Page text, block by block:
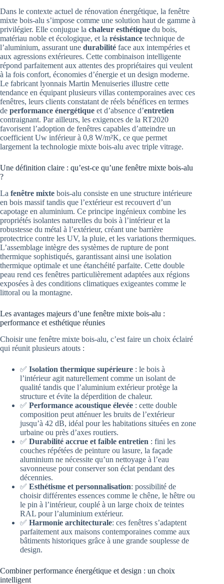
Dans le contexte actuel de rénovation énergétique, la fenêtre
mixte bois-alu s’impose comme une solution haut de gamme à
privilégier. Elle conjugue la chaleur esthétique du bois,
matériau noble et écologique, et la résistance technique de
l’aluminium, assurant une durabilité face aux intempéries et
aux agressions extérieures. Cette combinaison intelligente
répond parfaitement aux attentes des propriétaires qui veulent
à la fois confort, économies d’énergie et un design moderne.
Le fabricant lyonnais Martin Menuiseries illustre cette
tendance en équipant plusieurs villas contemporaines avec ces
fenêtres, leurs clients constatant de réels bénéfices en termes
de performance énergétique et d’absence d’entretien
contraignant. Par ailleurs, les exigences de la RT2020
favorisent l’adoption de fenêtres capables d’atteindre un
coefficient Uw inférieur à 0,8 W/m²K, ce que permet
largement la technologie mixte bois-alu avec triple vitrage.
Une définition claire : qu’est-ce qu’une fenêtre mixte bois-alu
?
La fenêtre mixte bois-alu consiste en une structure intérieure
en bois massif tandis que l’extérieur est recouvert d’un
capotage en aluminium. Ce principe ingénieux combine les
propriétés isolantes naturelles du bois à l’intérieur et la
robustesse du métal à l’extérieur, créant une barrière
protectrice contre les UV, la pluie, et les variations thermiques.
L’assemblage intègre des systèmes de rupture de pont
thermique sophistiqués, garantissant ainsi une isolation
thermique optimale et une étanchéité parfaite. Cette double
peau rend ces fenêtres particulièrement adaptées aux régions
exposées à des conditions climatiques exigeantes comme le
littoral ou la montagne.
Les avantages majeurs d’une fenêtre mixte bois-alu :
performance et esthétique réunies
Choisir une fenêtre mixte bois-alu, c’est faire un choix éclairé
qui réunit plusieurs atouts :
✅ Isolation thermique supérieure : le bois à
l’intérieur agit naturellement comme un isolant de
qualité tandis que l’aluminium extérieur protège la
structure et évite la déperdition de chaleur.
✅ Performance acoustique élevée : cette double
composition peut atténuer les bruits de l’extérieur
jusqu’à 42 dB, idéal pour les habitations situées en zone
urbaine ou près d’axes routiers.
✅ Durabilité accrue et faible entretien : fini les
couches répétées de peinture ou lasure, la façade
aluminium ne nécessite qu’un nettoyage à l’eau
savonneuse pour conserver son éclat pendant des
décennies.
✅ Esthétisme et personnalisation: possibilité de
choisir différentes essences comme le chêne, le hêtre ou
le pin à l’intérieur, couplé à un large choix de teintes
RAL pour l’aluminium extérieur.
✅ Harmonie architecturale: ces fenêtres s’adaptent
parfaitement aux maisons contemporaines comme aux
bâtiments historiques grâce à une grande souplesse de
design.
Combiner performance énergétique et design : un choix
intelligent